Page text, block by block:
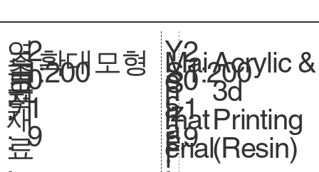
연
도
:
2
0
1
9
주
요
재
료
축
척
.
확대모형
1:200
크
기
.
Y
e
a
r
:
Mai
n
mat
erial
S
c
a
l
S
iz
e.
2
0
1
9
1:200
Acrylic &
3d
Printing
(Resin)